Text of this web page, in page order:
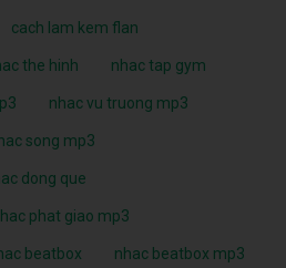
cach lam kem flan
the hinh nhac tap gym
nhac vu truong mp3
song mp3
dong que
phat giao mp3
beatbox nhac beatbox mp3